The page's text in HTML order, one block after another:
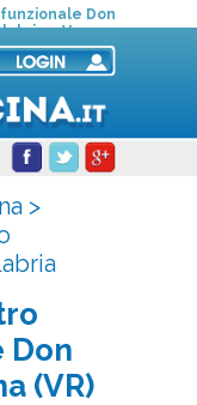
Don
a Verona
>
Don
(VR)